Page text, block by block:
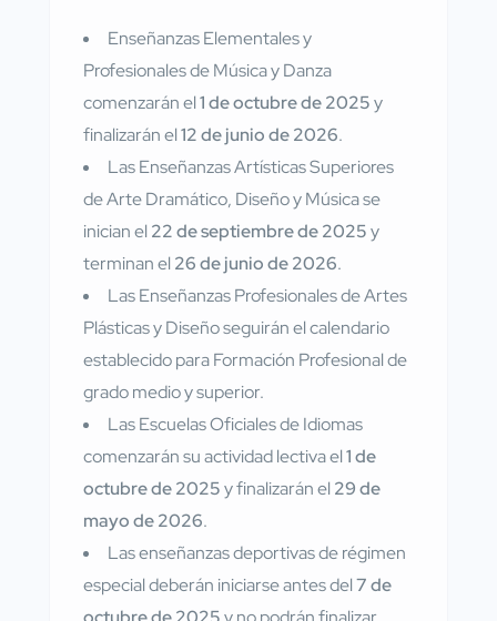
Enseñanzas Elementales y
Profesionales de Música y Danza
comenzarán el1 de octubre de 2025y
finalizarán el12 de junio de 2026.
Las Enseñanzas Artísticas Superiores
de Arte Dramático, Diseño y Música se
inician el22 de septiembre de 2025y
terminan el26 de junio de 2026.
Las Enseñanzas Profesionales de Artes
Plásticas y Diseño seguirán el calendario
establecido para Formación Profesional de
grado medio y superior.
Las Escuelas Oficiales de Idiomas
comenzarán su actividad lectiva el1 de
octubre de 2025y finalizarán el29 de
mayo de 2026.
Las enseñanzas deportivas de régimen
especial deberán iniciarse antes del7 de